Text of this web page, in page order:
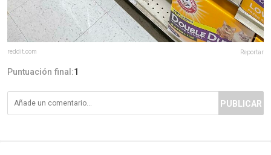
reddit.com Reportar
Puntuación final:1
PUBLICAR